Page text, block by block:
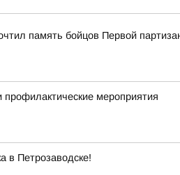
память бойцов Первой
мероприятия
в Петрозаводске!